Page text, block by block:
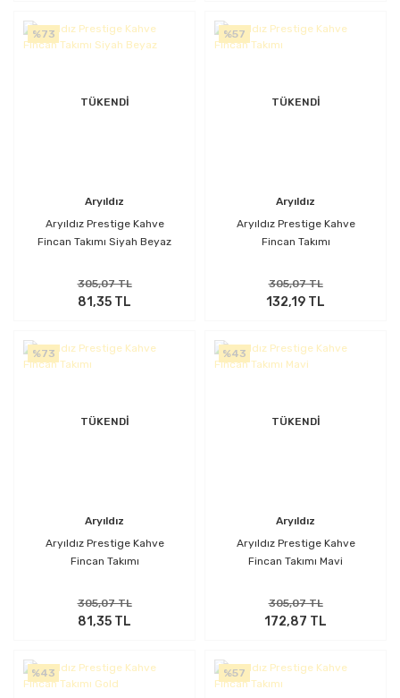
%73
TÜKENDİ
Aryıldız
Aryıldız Prestige Kahve
Fincan Takımı Siyah Beyaz
305,07 TL
81,35 TL
%57
TÜKENDİ
Aryıldız
Aryıldız Prestige Kahve
Fincan Takımı
305,07 TL
132,19 TL
%73
TÜKENDİ
Aryıldız
Aryıldız Prestige Kahve
Fincan Takımı
305,07 TL
81,35 TL
%43
TÜKENDİ
Aryıldız
Aryıldız Prestige Kahve
Fincan Takımı Mavi
305,07 TL
172,87 TL
%43 %57